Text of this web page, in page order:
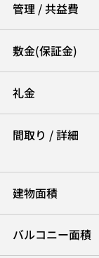
管理 / 共益費
敷金(保証金)
礼金
間取り / 詳細
建物面積
バルコニー面積